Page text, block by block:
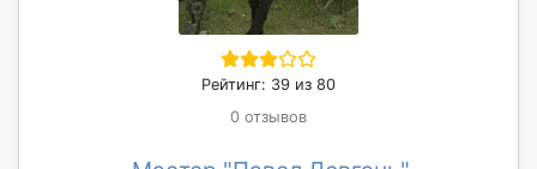
Рейтинг: 39 из 80
0 отзывов